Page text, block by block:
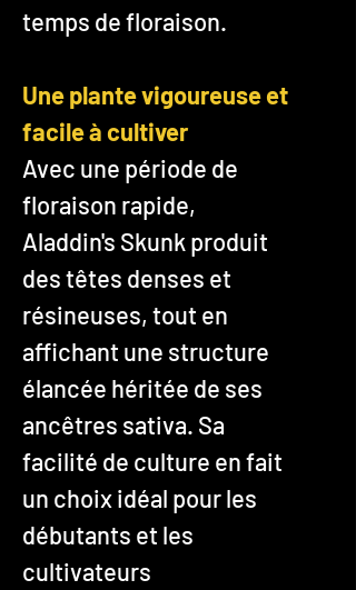
temps de floraison.
Une plante vigoureuse et
facile à cultiver
Avec une période de
floraison rapide,
Aladdin's Skunk produit
des têtes denses et
résineuses, tout en
affichant une structure
élancée héritée de ses
ancêtres sativa. Sa
facilité de culture en fait
un choix idéal pour les
débutants et les
cultivateurs